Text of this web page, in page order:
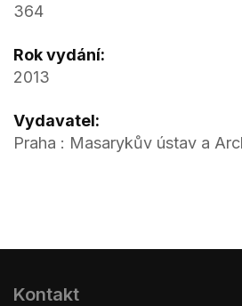
364
Rok vydání:
2013
Vydavatel:
Praha : Masarykův ústav a
Kontakt